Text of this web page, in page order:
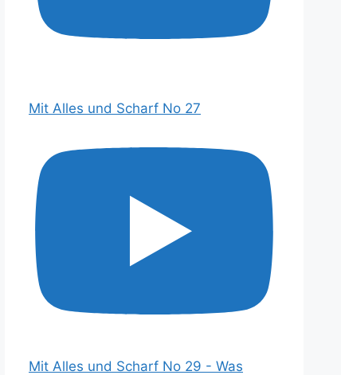
Mit Alles und Scharf No 27
Mit Alles und Scharf No 29 - Was